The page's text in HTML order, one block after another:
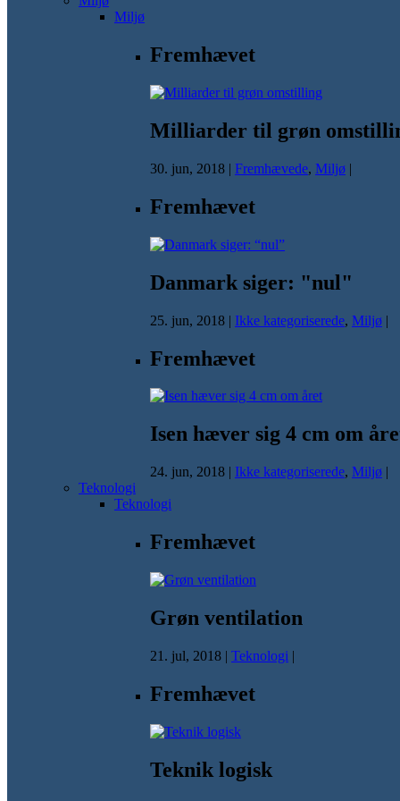
Miljø
Fremhævet
Milliarder til grøn
30. jun, 2018 | Fremhævede, Miljø |
Fremhævet
Danmark siger: "nul"
25. jun, 2018 | Ikke kategoriserede, Miljø |
Fremhævet
Isen hæver sig 4 cm om
24. jun, 2018 | Ikke kategoriserede, Miljø |
Teknologi
Teknologi
Fremhævet
Grøn ventilation
21. jul, 2018 | Teknologi |
Fremhævet
Teknik logisk